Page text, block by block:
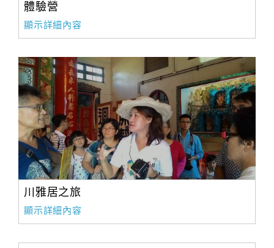
體驗營
顯示詳細內容
川雅居之旅
顯示詳細內容